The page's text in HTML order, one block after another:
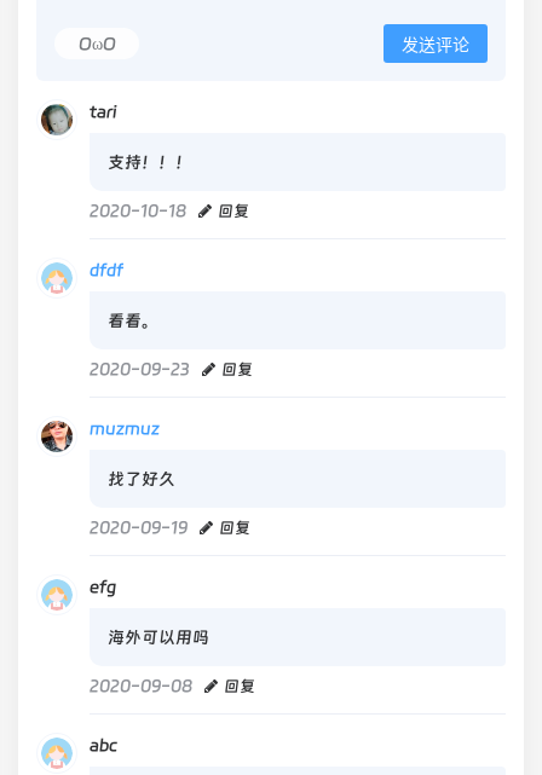
OωO 发送评论
tari
支持！！！
2020-10-18 回复
dfdf
看看。
2020-09-23 回复
muzmuz
找了好久
2020-09-19 回复
efg
海外可以用吗
2020-09-08 回复
abc